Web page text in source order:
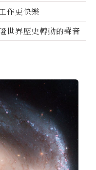
作更快樂
世界歷史轉動的聲音